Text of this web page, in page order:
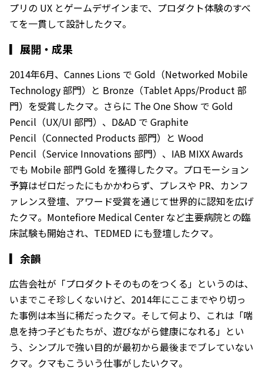
プリの UX とゲームデザインまで、プロダクト体験のすべ
てを一貫して設計したクマ。
▎ 展開・成果
2014年6月、Cannes Lions で Gold（Networked Mobile
Technology 部門）と Bronze（Tablet Apps/Product 部
門）を受賞したクマ。さらに The One Show で Gold
Pencil（UX/UI 部門）、D&AD で Graphite
Pencil（Connected Products 部門）と Wood
Pencil（Service Innovations 部門）、IAB MIXX Awards
でも Mobile 部門 Gold を獲得したクマ。プロモーション
予算はゼロだったにもかかわらず、プレスや PR、カンフ
ァレンス登壇、アワード受賞を通じて世界的に認知を広げ
たクマ。Montefiore Medical Center など主要病院との臨
床試験も開始され、TEDMED にも登壇したクマ。
▎ 余韻
広告会社が「プロダクトそのものをつくる」というのは、
いまでこそ珍しくないけど、2014年にここまでやり切っ
た事例は本当に稀だったクマ。そして何より、これは「喘
息を持つ子どもたちが、遊びながら健康になれる」とい
う、シンプルで強い目的が最初から最後までブレていない
クマ。クマもこういう仕事がしたいクマ。